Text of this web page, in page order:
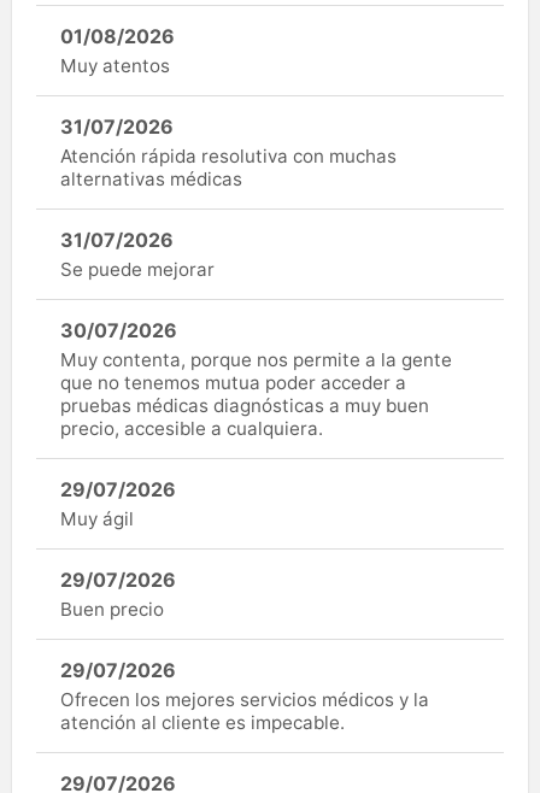
01/08/2026
Muy atentos
31/07/2026
Atención rápida resolutiva con muchas
alternativas médicas
31/07/2026
Se puede mejorar
30/07/2026
Muy contenta, porque nos permite a la gente
que no tenemos mutua poder acceder a
pruebas médicas diagnósticas a muy buen
precio, accesible a cualquiera.
29/07/2026
Muy ágil
29/07/2026
Buen precio
29/07/2026
Ofrecen los mejores servicios médicos y la
atención al cliente es impecable.
29/07/2026